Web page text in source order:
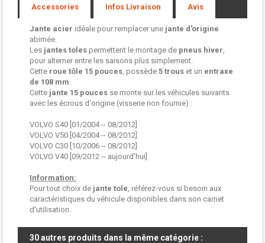
Accessories Infos Livraison Avis
Jante acier idéale pour remplacer une jante d'origine
abimée.
Les jantes toles permettent le montage de pneus hiver,
pour alterner entre les saisons plus simplement.
Cette roue tôle 15 pouces, possède 5 trous et un entraxe
de 108 mm.
Cette jante 15 pouces se monte sur les véhicules suivants
avec les écrous d'origine (visserie non fournie) :
VOLVO S40 [01/2004 -- 08/2012]
VOLVO V50 [04/2004 -- 08/2012]
VOLVO C30 [10/2006 -- 08/2012]
VOLVO V40 [09/2012 -- aujourd'hui]
Information:
Pour tout choix de jante tole, référez-vous si besoin aux
caractéristiques du véhicule disponibles dans son carnet
d'utilisation.
30 autres produits dans la même catégorie :